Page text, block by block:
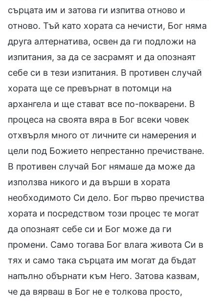
сърцата им и затова ги изпитва отново и
отново. Тъй като хората са нечисти, Бог няма
друга алтернатива, освен да ги подложи на
изпитания, за да се засрамят и да опознаят
себе си в тези изпитания. В противен случай
хората ще се превърнат в потомци на
архангела и ще стават все по-покварени. В
процеса на своята вяра в Бог всеки човек
отхвърля много от личните си намерения и
цели под Божието непрестанно пречистване.
В противен случай Бог нямаше да може да
използва никого и да върши в хората
необходимото Си дело. Бог първо пречиства
хората и посредством този процес те могат
да опознаят себе си и Бог може да ги
промени. Само тогава Бог влага живота Си в
тях и само така сърцата им могат да бъдат
напълно обърнати към Него. Затова казвам,
че да вярваш в Бог не е толкова просто,